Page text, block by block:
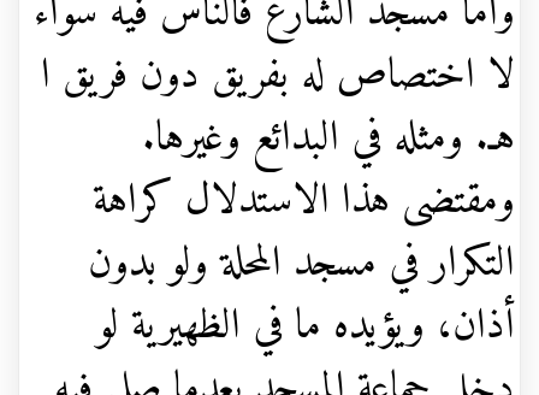
لا اختصاص له بفريق دون فريق ا
هـ. ومثله في البدائع وغيرها.
ومقتضى هذا الاستدلال كراهة
التكرار في مسجد المحلة ولو بدون
أذان، ويؤيده ما في الظهيرية لو